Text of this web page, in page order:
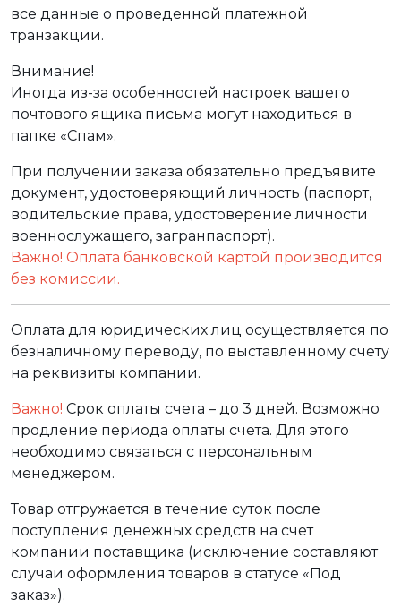
все данные о проведенной платежной
транзакции.
Внимание!
Иногда из-за особенностей настроек вашего
почтового ящика письма могут находиться в
папке «Спам».
При получении заказа обязательно предъявите
документ, удостоверяющий личность (паспорт,
водительские права, удостоверение личности
военнослужащего, загранпаспорт).
Важно! Оплата банковской картой производится
без комиссии.
Оплата для юридических лиц осуществляется по
безналичному переводу, по выставленному счету
на реквизиты компании.
Важно! Срок оплаты счета – до 3 дней. Возможно
продление периода оплаты счета. Для этого
необходимо связаться с персональным
менеджером.
Товар отгружается в течение суток после
поступления денежных средств на счет
компании поставщика (исключение составляют
случаи оформления товаров в статусе «Под
заказ»).